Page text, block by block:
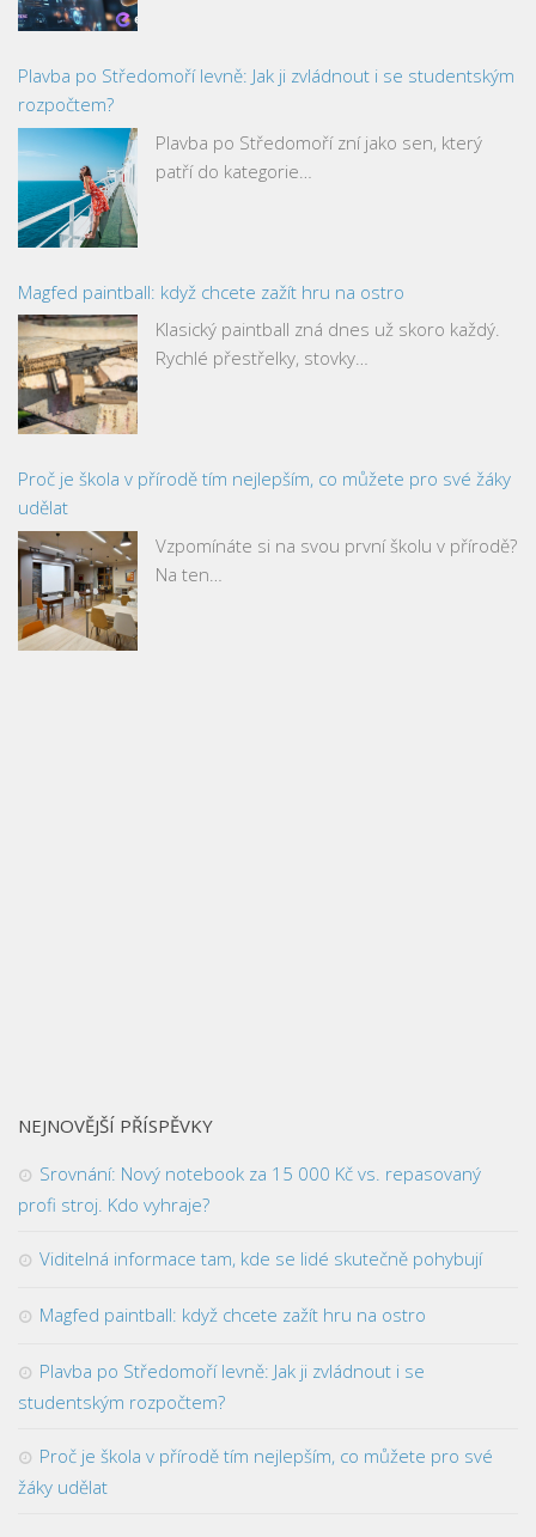
Plavba po Středomoří levně: Jak ji zvládnout i se studentským
rozpočtem?
Plavba po Středomoří zní jako sen, který
patří do kategorie…
Magfed paintball: když chcete zažít hru na ostro
Klasický paintball zná dnes už skoro každý.
Rychlé přestřelky, stovky…
Proč je škola v přírodě tím nejlepším, co můžete pro své žáky
udělat
Vzpomínáte si na svou první školu v přírodě?
Na ten…
NEJNOVĚJŠÍ PŘÍSPĚVKY
Srovnání: Nový notebook za 15 000 Kč vs. repasovaný
profi stroj. Kdo vyhraje?
Viditelná informace tam, kde se lidé skutečně pohybují
Magfed paintball: když chcete zažít hru na ostro
Plavba po Středomoří levně: Jak ji zvládnout i se
studentským rozpočtem?
Proč je škola v přírodě tím nejlepším, co můžete pro své
žáky udělat